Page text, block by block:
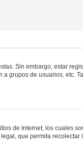
Sin embargo, estar
grupos de usuarios, etc.
de Internet, los cuales
que permita recolectar